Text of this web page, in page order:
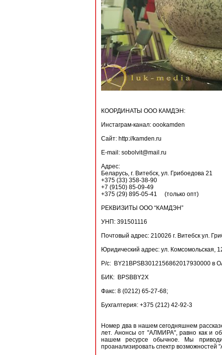
КООРДИНАТЫ ООО КАМДЭН:
Инстаграм-канал: oookamden
Сайт: http://kamden.ru
E-mail: sobolvit@mail.ru
Адрес:
Беларусь, г. Витебск, ул. Грибоедова 21
+375 (33) 358-38-90
+7 (9150) 85-09-49
+375 (29) 895-05-41 (только опт)
РЕКВИЗИТЫ ООО “КАМДЭН”
УНП: 391501116
Почтовый адрес: 210026 г. Витебск ул.
Юридический адрес: ул. Комсомольская,
Р/с: BY21BPSB3012156862017930000 в
БИК: BPSBBY2X
Факс: 8 (0212) 65-27-68;
Бухгалтерия: +375 (212) 42-92-3
Номер два в нашем сегодняшнем
лет. Анонсы от "АЛМИРА", равно как и
нашем ресурсе обычное. Мы
проанализировать спектр возможностей